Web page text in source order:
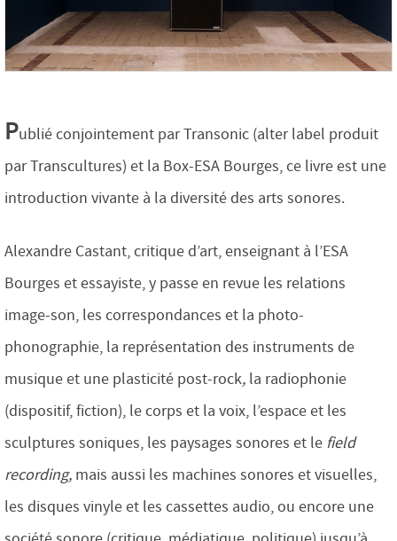
Publié conjointement par Transonic (alter label produit
par Transcultures) et la Box-ESA Bourges, ce livre est une
introduction vivante à la diversité des arts sonores.
Alexandre Castant, critique d’art, enseignant à l’ESA
Bourges et essayiste, y passe en revue les relations
image-son, les correspondances et la photo-
phonographie, la représentation des instruments de
musique et une plasticité post-rock, la radiophonie
(dispositif, fiction), le corps et la voix, l’espace et les
sculptures soniques, les paysages sonores et le field
recording, mais aussi les machines sonores et visuelles,
les disques vinyle et les cassettes audio, ou encore une